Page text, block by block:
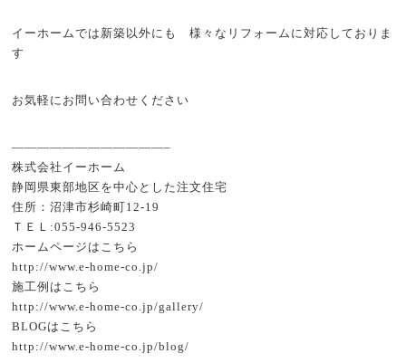
イーホームでは新築以外にも 様々なリフォームに対応しておりま
す
お気軽にお問い合わせください
————————————–
株式会社イーホーム
静岡県東部地区を中心とした注文住宅
住所：沼津市杉崎町12-19
ＴＥＬ:055-946-5523
ホームページはこちら
http://www.e-home-co.jp/
施工例はこちら
http://www.e-home-co.jp/gallery/
BLOGはこちら
http://www.e-home-co.jp/blog/